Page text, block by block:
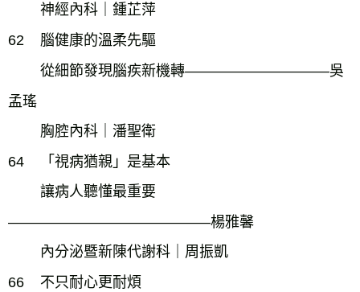
神經內科｜鍾芷萍
62
腦健康的溫柔先驅
從細節發現腦疾新機轉――――――――――吳
孟瑤
胸腔內科｜潘聖衛
64 「視病猶親」是基本
讓病人聽懂最重要
――――――――――――――楊雅馨
內分泌暨新陳代謝科｜周振凱
66
不只耐心更耐煩